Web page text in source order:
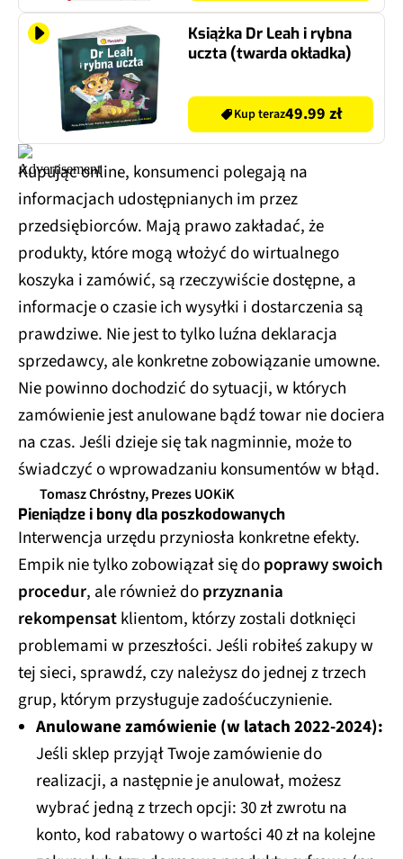
Książka Dr Leah i rybna
uczta (twarda okładka)
Kup teraz49.99 zł
Kupując online, konsumenci polegają na
informacjach udostępnianych im przez
przedsiębiorców. Mają prawo zakładać, że
produkty, które mogą włożyć do wirtualnego
koszyka i zamówić, są rzeczywiście dostępne, a
informacje o czasie ich wysyłki i dostarczenia są
prawdziwe. Nie jest to tylko luźna deklaracja
sprzedawcy, ale konkretne zobowiązanie umowne.
Nie powinno dochodzić do sytuacji, w których
zamówienie jest anulowane bądź towar nie dociera
na czas. Jeśli dzieje się tak nagminnie, może to
świadczyć o wprowadzaniu konsumentów w błąd.
Tomasz Chróstny, Prezes UOKiK
Pieniądze i bony dla poszkodowanych
Interwencja urzędu przyniosła konkretne efekty.
Empik nie tylko zobowiązał się dopoprawy swoich
procedur, ale również doprzyznania
rekompensatklientom, którzy zostali dotknięci
problemami w przeszłości. Jeśli robiłeś zakupy w
tej sieci, sprawdź, czy należysz do jednej z trzech
grup, którym przysługuje zadośćuczynienie.
Anulowane zamówienie (w latach 2022-2024):
Jeśli sklep przyjął Twoje zamówienie do
realizacji, a następnie je anulował, możesz
wybrać jedną z trzech opcji: 30 zł zwrotu na
konto, kod rabatowy o wartości 40 zł na kolejne